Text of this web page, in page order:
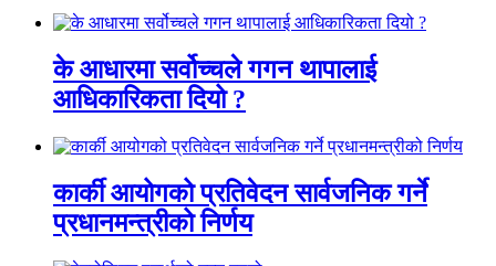
के आधारमा सर्वोच्चले गगन थापालाई
आधिकारिकता दियो ?
कार्की आयोगको प्रतिवेदन सार्वजनिक गर्ने
प्रधानमन्त्रीको निर्णय